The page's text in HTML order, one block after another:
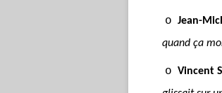
o Jean-
quand ça
o Vincent